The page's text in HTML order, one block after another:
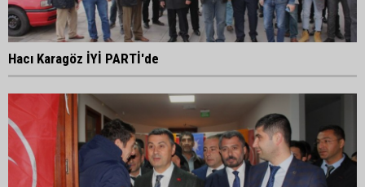
Hacı Karagöz İYİ PARTİ'de